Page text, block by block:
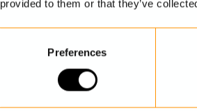
to them or that they’ve
Preferences